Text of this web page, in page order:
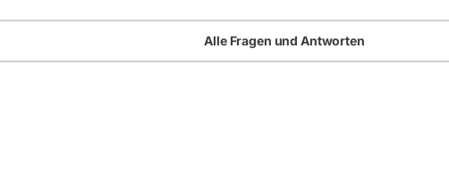
Alle Fragen und Antworten